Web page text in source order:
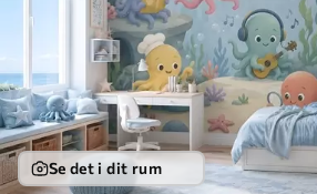
Se det i dit rum